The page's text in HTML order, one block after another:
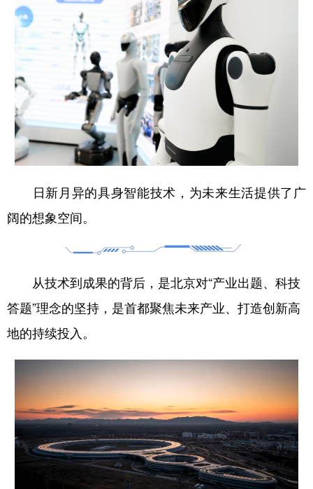
日新月异的具身智能技术，为未来生活提供了广
阔的想象空间。
从技术到成果的背后，是北京对“产业出题、科技
答题”理念的坚持， 是首都聚焦未来产业、打造创新高
地的持续投入。